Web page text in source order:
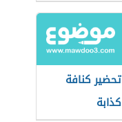
تحضير كنافة
كذابة